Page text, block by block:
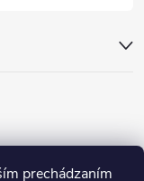
prechádzaním